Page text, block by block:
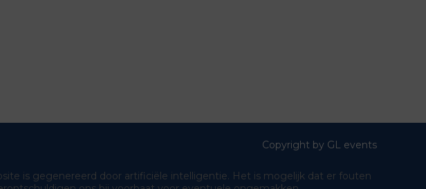
Copyright by GL events
is gegenereerd door artificiële intelligentie. Het is mogelijk dat er fouten